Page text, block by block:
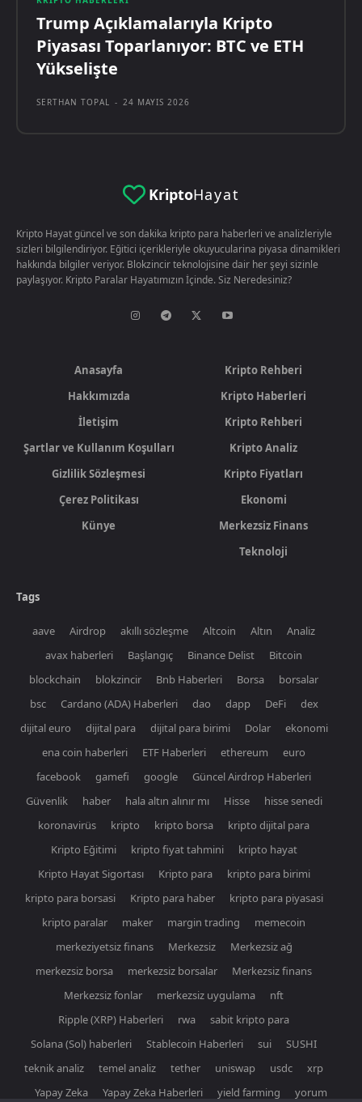
Trump Açıklamalarıyla Kripto
Piyasası Toparlanıyor: BTC ve ETH
Yükselişte
SERTHAN TOPAL - 24 MAYIS 2026
KriptoHayat
Kripto Hayat güncel ve son dakika kripto para haberleri ve analizleriyle
sizleri bilgilendiriyor. Eğitici içerikleriyle okuyucularina piyasa dinamikleri
hakkında bilgiler veriyor. Blokzincir teknolojisine dair her şeyi sizinle
paylaşıyor. Kripto Paralar Hayatımızın İçinde. Siz Neredesiniz?
Anasayfa
Hakkımızda
İletişim
Şartlar ve Kullanım Koşulları
Gizlilik Sözleşmesi
Çerez Politikası
Künye
Kripto Rehberi
Kripto Haberleri
Kripto Rehberi
Kripto Analiz
Kripto Fiyatları
Ekonomi
Merkezsiz Finans
Teknoloji
Tags
aave Airdrop akıllı sözleşme Altcoin Altın
Analiz
avax haberleri
Başlangıç Binance Delist
Bitcoin
blockchain
blokzincir Bnb Haberleri Borsa
borsalar
bsc
Cardano (ADA) Haberleri dao dapp DeFi
dex
dijital euro
dijital para dijital para birimi Dolar
ekonomi
ena coin haberleri
ETF Haberleri ethereum
euro
facebook
gamefi google
Güncel Airdrop Haberleri
Güvenlik
haber hala altın alınır mı Hisse
hisse senedi
koronavirüs
kripto kripto borsa
kripto dijital para
Kripto Eğitimi
kripto fiyat tahmini
kripto hayat
Kripto Hayat Sigortası
Kripto para
kripto para birimi
kripto para borsasi
Kripto para haber
kripto para piyasasi
kripto paralar
maker margin trading
memecoin
merkeziyetsiz finans
Merkezsiz
Merkezsiz ağ
merkezsiz borsa
merkezsiz borsalar
Merkezsiz finans
Merkezsiz fonlar
merkezsiz uygulama
nft
Ripple (XRP) Haberleri
rwa
sabit kripto para
Solana (Sol) haberleri
Stablecoin Haberleri sui
SUSHI
teknik analiz
temel analiz tether uniswap usdc
xrp
Yapay Zeka
Yapay Zeka Haberleri yield farming yorum